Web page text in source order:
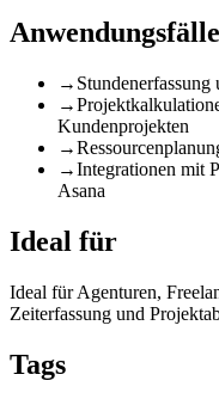
Anwendungsfälle
→
→
Kundenprojekten
→
→Integrationen mit
Asana
Ideal für
Ideal für Agenturen,
Zeiterfassung und
Tags